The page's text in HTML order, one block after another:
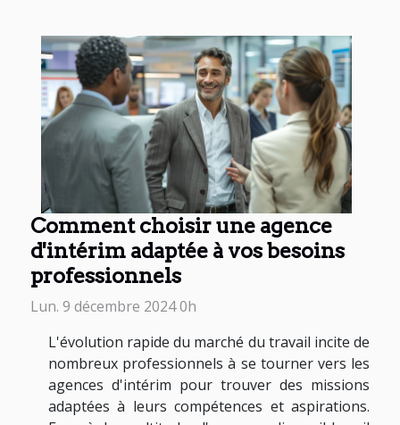
Comment choisir une agence
d'intérim adaptée à vos besoins
professionnels
Lun. 9 décembre 2024 0h
L'évolution rapide du marché du travail incite de
nombreux professionnels à se tourner vers les
agences d'intérim pour trouver des missions
adaptées à leurs compétences et aspirations.